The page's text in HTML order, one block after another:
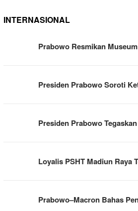
INTERNASIONAL
Prabowo Resmikan
Presiden Prabowo Soroti
Presiden Prabowo
Loyalis PSHT Madiun Raya
Prabowo–Macron Bahas